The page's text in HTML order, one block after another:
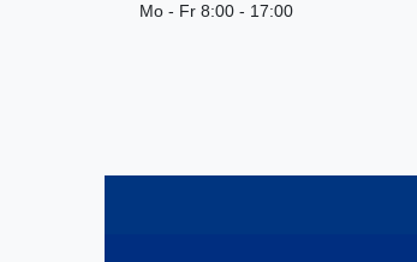
Mo - Fr 8:00 - 17:00